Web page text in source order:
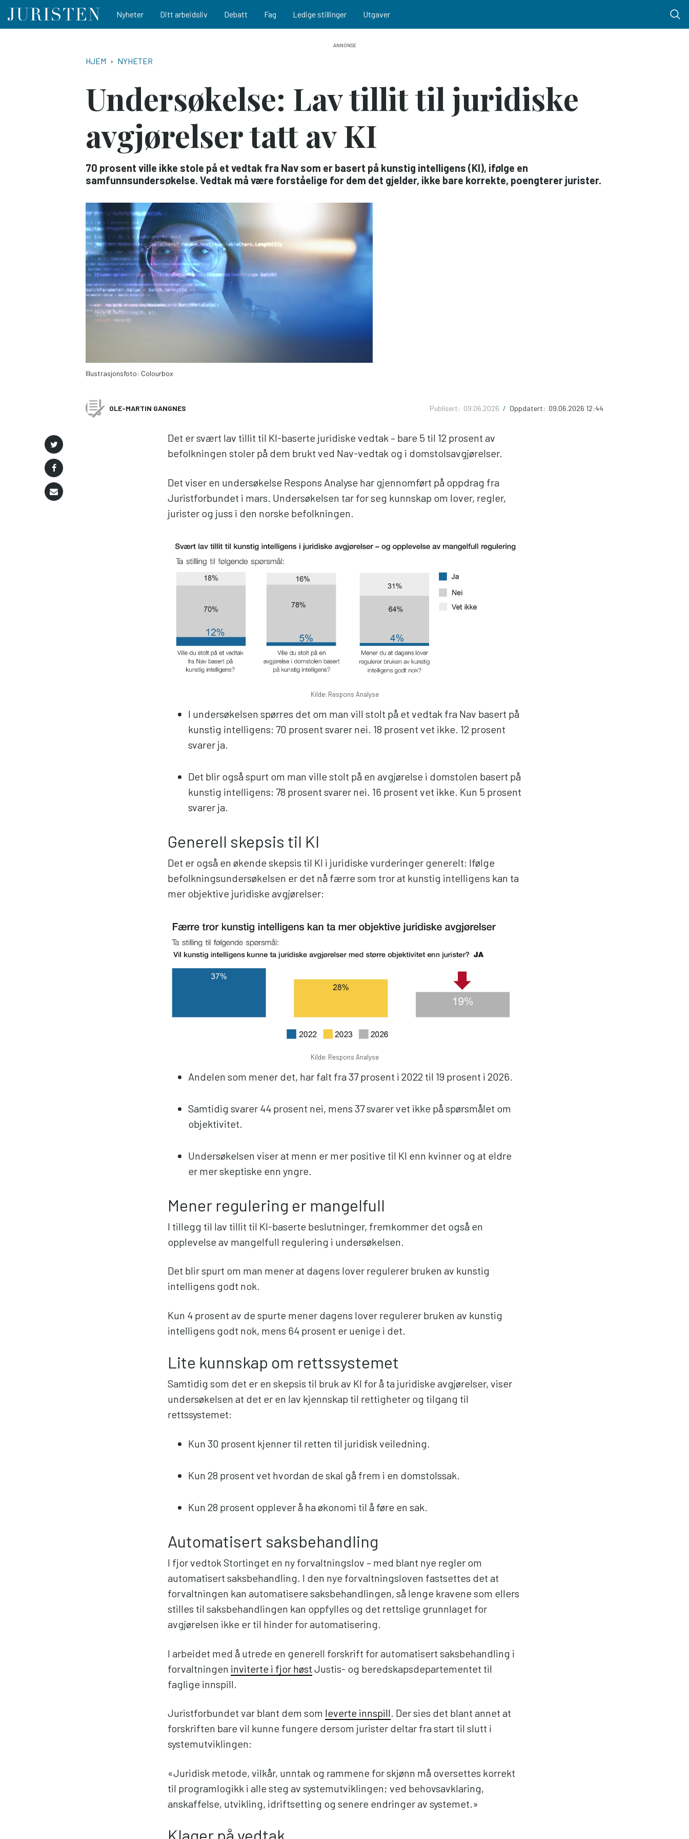
Main navigation
Nyheter Ditt arbeidsliv Debatt Fag Ledige stillinger Utgaver
NAVIGASJONSSTI
HJEM NYHETER
Undersøkelse: Lav tillit til juridiske
avgjørelser tatt av KI
70 prosent ville ikke stole på et vedtak fra Nav som er basert på kunstig intelligens (KI), ifølge en
samfunnsundersøkelse. Vedtak må være forståelige for dem det gjelder, ikke bare korrekte, poengterer jurister.
Illustrasjonsfoto: Colourbox
OLE-MARTIN GANGNES Publisert: 09.06.2026 / Oppdatert: 09.06.2026 12:44
Det er svært lav tillit til KI-baserte juridiske vedtak – bare 5 til 12 prosent av
befolkningen stoler på dem brukt ved Nav-vedtak og i domstolsavgjørelser.
Det viser en undersøkelse Respons Analyse har gjennomført på oppdrag fra
Juristforbundet i mars. Undersøkelsen tar for seg kunnskap om lover, regler,
jurister og juss i den norske befolkningen.
Kilde: Respons Analyse
I undersøkelsen spørres det om man vill stolt på et vedtak fra Nav basert på
kunstig intelligens: 70 prosent svarer nei. 18 prosent vet ikke. 12 prosent
svarer ja.
Det blir også spurt om man ville stolt på en avgjørelse i domstolen basert på
kunstig intelligens: 78 prosent svarer nei. 16 prosent vet ikke. Kun 5 prosent
svarer ja.
Generell skepsis til KI
Det er også en økende skepsis til KI i juridiske vurderinger generelt: Ifølge
befolkningsundersøkelsen er det nå færre som tror at kunstig intelligens kan ta
mer objektive juridiske avgjørelser:
Kilde: Respons Analyse
Andelen som mener det, har falt fra 37 prosent i 2022 til 19 prosent i 2026.
Samtidig svarer 44 prosent nei, mens 37 svarer vet ikke på spørsmålet om
objektivitet.
Undersøkelsen viser at menn er mer positive til KI enn kvinner og at eldre
er mer skeptiske enn yngre.
Mener regulering er mangelfull
I tillegg til lav tillit til KI-baserte beslutninger, fremkommer det også en
opplevelse av mangelfull regulering i undersøkelsen.
Det blir spurt om man mener at dagens lover regulerer bruken av kunstig
intelligens godt nok.
Kun 4 prosent av de spurte mener dagens lover regulerer bruken av kunstig
intelligens godt nok, mens 64 prosent er uenige i det.
Lite kunnskap om rettssystemet
Samtidig som det er en skepsis til bruk av KI for å ta juridiske avgjørelser, viser
undersøkelsen at det er en lav kjennskap til rettigheter og tilgang til
rettssystemet:
Kun 30 prosent kjenner til retten til juridisk veiledning.
Kun 28 prosent vet hvordan de skal gå frem i en domstolssak.
Kun 28 prosent opplever å ha økonomi til å føre en sak.
Automatisert saksbehandling
I fjor vedtok Stortinget en ny forvaltningslov – med blant nye regler om
automatisert saksbehandling. I den nye forvaltningsloven fastsettes det at
forvaltningen kan automatisere saksbehandlingen, så lenge kravene som ellers
stilles til saksbehandlingen kan oppfylles og det rettslige grunnlaget for
avgjørelsen ikke er til hinder for automatisering.
I arbeidet med å utrede en generell forskrift for automatisert saksbehandling i
forvaltningen inviterte i fjor høst Justis- og beredskapsdepartementet til
faglige innspill.
Juristforbundet var blant dem som leverte innspill. Der sies det blant annet at
forskriften bare vil kunne fungere dersom jurister deltar fra start til slutt i
systemutviklingen:
«Juridisk metode, vilkår, unntak og rammene for skjønn må oversettes korrekt
til programlogikk i alle steg av systemutviklingen; ved behovsavklaring,
anskaffelse, utvikling, idriftsetting og senere endringer av systemet.»
Klager på vedtak